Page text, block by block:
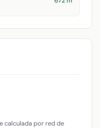
calculada por red de